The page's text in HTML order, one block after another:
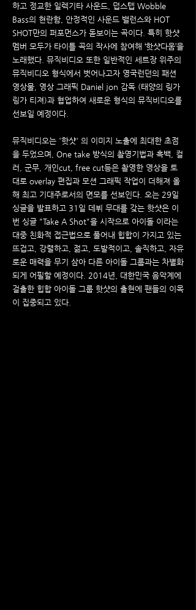
하고 정교한 일렉기타 사운드, 덥스텝 Wobble
Bass의 현란함, 안정적인 사운드 밸런스와 HOT
SHOT만의 퍼포먼스가 돋보이는 곡이다. 특히 핫샷
멤버 모두가 타이틀 곡의 작사에 참여해 ‘핫샷다움’을
노래했다. 뮤직비디오 또한 일반적인 세트장 위주의
뮤직비디오 형식에서 벗어나고자 영국런던의 패션
영상물, 영상 그래픽 Daniel jon 감독 (태양의 링가
링가 티져)과 협업하여 새로운 형식의 뮤직비디오를
선보일 예정이다.
뮤직비디오는 '핫샷' 의 이미지 노출에 최대한 초점
을 두었으며, One take 방식의 촬영기법과 흑백, 컬
러, 군무, 개인cut, free cut등은 촬영한 영상을 토
대로 overlay 편집과 모션 그래픽 작업이 더해져 올
해 최고 기대주로서의 면모를 선보인다. 오는 29일
싱글을 발표하고 31일 데뷔 무대를 갖는 핫샷은 이
번 싱글 "Take A Shot"을 시작으로 아이돌 이라는
대중 친화적 접근법으로 풀어내 힙합이 가지고 있는
뜨겁고, 강렬하고, 젊고, 도발적이고, 솔직하고, 자유
로운 매력을 무기 삼아 다른 아이돌 그룹과는 차별화
되게 어필할 예정이다. 2014년, 대한민국 음악계에
걸출한 힙합 아이돌 그룹 핫샷의 출현에 팬들의 이목
이 집중되고 있다.